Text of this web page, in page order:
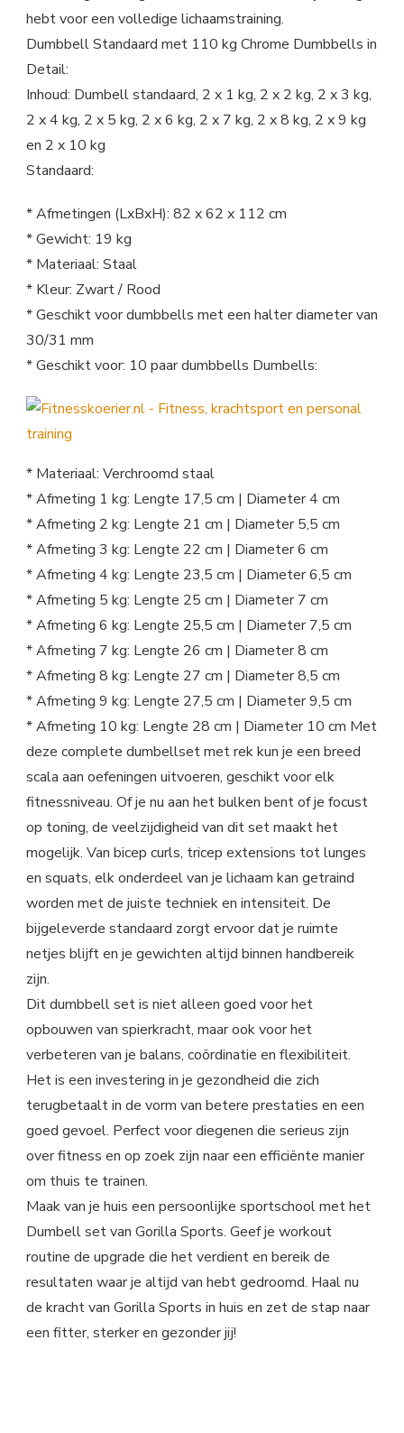
hebt voor een volledige lichaamstraining.
Dumbbell Standaard met 110 kg Chrome Dumbbells in
Detail:
Inhoud: Dumbell standaard, 2 x 1 kg, 2 x 2 kg, 2 x 3 kg,
2 x 4 kg, 2 x 5 kg, 2 x 6 kg, 2 x 7 kg, 2 x 8 kg, 2 x 9 kg
en 2 x 10 kg
Standaard:
* Afmetingen (LxBxH): 82 x 62 x 112 cm
* Gewicht: 19 kg
* Materiaal: Staal
* Kleur: Zwart / Rood
* Geschikt voor dumbbells met een halter diameter van
30/31 mm
* Geschikt voor: 10 paar dumbbells Dumbells:
* Materiaal: Verchroomd staal
* Afmeting 1 kg: Lengte 17,5 cm | Diameter 4 cm
* Afmeting 2 kg: Lengte 21 cm | Diameter 5,5 cm
* Afmeting 3 kg: Lengte 22 cm | Diameter 6 cm
* Afmeting 4 kg: Lengte 23,5 cm | Diameter 6,5 cm
* Afmeting 5 kg: Lengte 25 cm | Diameter 7 cm
* Afmeting 6 kg: Lengte 25,5 cm | Diameter 7,5 cm
* Afmeting 7 kg: Lengte 26 cm | Diameter 8 cm
* Afmeting 8 kg: Lengte 27 cm | Diameter 8,5 cm
* Afmeting 9 kg: Lengte 27,5 cm | Diameter 9,5 cm
* Afmeting 10 kg: Lengte 28 cm | Diameter 10 cm Met
deze complete dumbellset met rek kun je een breed
scala aan oefeningen uitvoeren, geschikt voor elk
fitnessniveau. Of je nu aan het bulken bent of je focust
op toning, de veelzijdigheid van dit set maakt het
mogelijk. Van bicep curls, tricep extensions tot lunges
en squats, elk onderdeel van je lichaam kan getraind
worden met de juiste techniek en intensiteit. De
bijgeleverde standaard zorgt ervoor dat je ruimte
netjes blijft en je gewichten altijd binnen handbereik
zijn.
Dit dumbbell set is niet alleen goed voor het
opbouwen van spierkracht, maar ook voor het
verbeteren van je balans, coördinatie en flexibiliteit.
Het is een investering in je gezondheid die zich
terugbetaalt in de vorm van betere prestaties en een
goed gevoel. Perfect voor diegenen die serieus zijn
over fitness en op zoek zijn naar een efficiënte manier
om thuis te trainen.
Maak van je huis een persoonlijke sportschool met het
Dumbell set van Gorilla Sports. Geef je workout
routine de upgrade die het verdient en bereik de
resultaten waar je altijd van hebt gedroomd. Haal nu
de kracht van Gorilla Sports in huis en zet de stap naar
een fitter, sterker en gezonder jij!